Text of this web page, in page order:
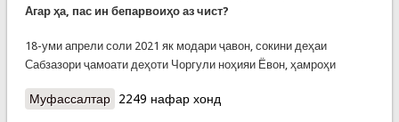
Агар ҳа, пас ин бепарвоиҳо аз чист?
18-уми апрели соли 2021 як модари ҷавон, сокини деҳаи
Сабзазори ҷамоати деҳоти Чоргули ноҳияи Ёвон, ҳамроҳи
Муфассалтаро Боз як марги ноболиғ. Чаро волидон
2249 нафар хонд